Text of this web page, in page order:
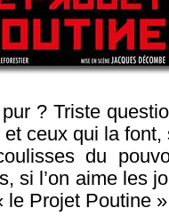
? Triste
ceux qui la font,
du
si l’on aime les
le Projet Poutine